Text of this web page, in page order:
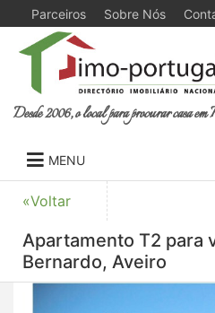
Parceiros Sobre Nós
Desde 2006, o local para procurar casa
MENU
«Voltar
Apartamento T2 para
Bernardo, Aveiro